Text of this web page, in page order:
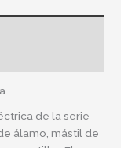
de la serie
álamo, mástil de